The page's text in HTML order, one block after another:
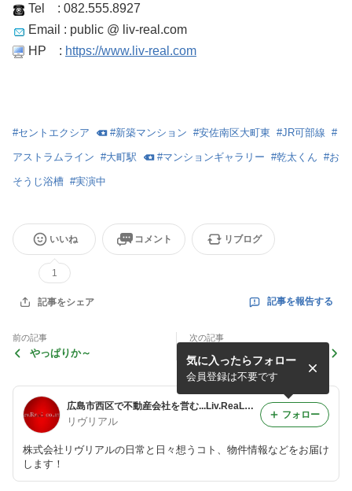
Tel : 082.555.8927
Email : public @ liv-real.com
HP : https://www.liv-real.com
#セントエクシア #新築マンション #安佐南区大町東 #JR可部線 #
アストラムライン #大町駅 #マンションギャラリー #乾太くん #お
そうじ浴槽 #実演中
いいね
1
コメント リブログ
記事をシェア 記事を報告する
前の記事
やっぱりか～
次の記事
なんでかなぁ～～
広島市西区で不動産会社を営む...Liv.ReaLのReal Live
リヴリアル
株式会社リヴリアルの日常と日々想うコト、物件情報などをお届け
します！
気に入ったらフォロー
会員登録は不要です
フォロー